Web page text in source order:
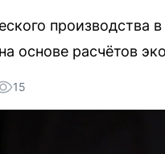
производства
основе расчётов
15